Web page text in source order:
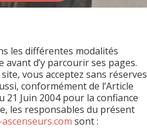
les différentes modalités
d’y parcourir ses pages.
vous acceptez sans réserves
conformément de l’Article
21 Juin 2004 pour la confiance
les responsables du présent
sont :